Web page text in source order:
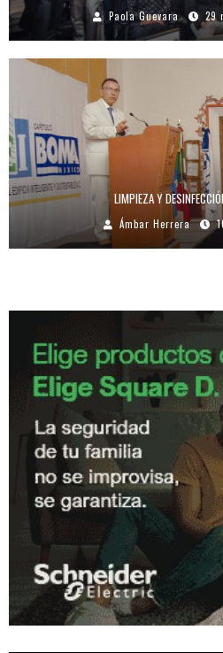
Paola Guevara 29
LIMPIEZA Y
Ámbar Herrera